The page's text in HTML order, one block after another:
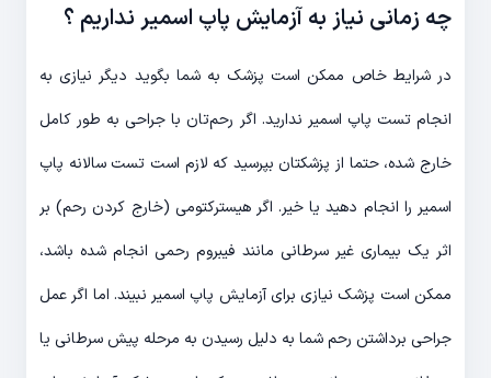
چه زمانی نیاز به آزمایش پاپ اسمیر نداریم ؟
در شرایط خاص ممکن است پزشک به شما بگوید دیگر نیازی به
انجام تست پاپ اسمیر ندارید. اگر رحم‌تان با جراحی به طور کامل
خارج شده، حتما از پزشکتان بپرسید که لازم است تست سالانه پاپ
اسمیر را انجام دهید یا خیر. اگر هیسترکتومی (خارج کردن رحم) بر
اثر یک بیماری غیر سرطانی مانند فیبروم رحمی انجام شده باشد،
ممکن است پزشک نیازی برای آزمایش پاپ اسمیر نبیند. اما اگر عمل
جراحی برداشتن رحم شما به دلیل رسیدن به مرحله پیش سرطانی یا